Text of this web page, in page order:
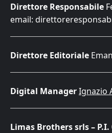
Direttore Responsabile
email:
Direttore Editoriale
Digital ManagerIgnazio
Limas Brothers srls – P.I.